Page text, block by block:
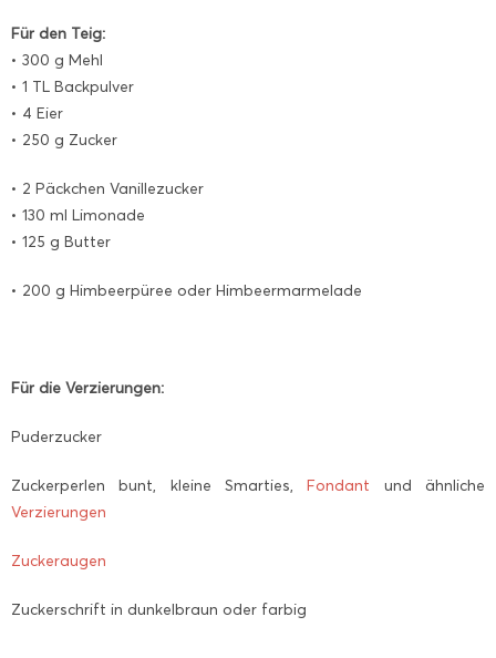
Für den Teig:
• 300 g Mehl
• 1 TL Backpulver
• 4 Eier
• 250 g Zucker
• 2 Päckchen Vanillezucker
• 130 ml Limonade
• 125 g Butter
• 200 g Himbeerpüree oder Himbeermarmelade
Für die Verzierungen:
Puderzucker
Zuckerperlen bunt, kleine Smarties,Fondant und ähnliche
Verzierungen
Zuckeraugen
Zuckerschrift in dunkelbraun oder farbig